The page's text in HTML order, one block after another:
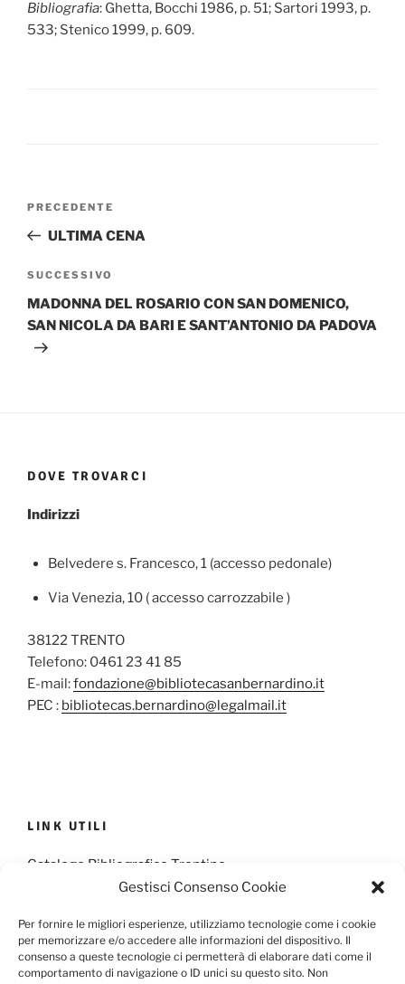
Gestisci Consenso Cookie
Per fornire le migliori esperienze, utilizziamo tecnologie come i cookie
per memorizzare e/o accedere alle informazioni del dispositivo. Il
consenso a queste tecnologie ci permetterà di elaborare dati come il
comportamento di navigazione o ID unici su questo sito. Non
Bibliografia: Ghetta, Bocchi 1986, p. 51; Sartori 1993, p.
533; Stenico 1999, p. 609.
Articolo
precedente:
PRECEDENTE
ULTIMA CENA
Articolo
successivo
SUCCESSIVO
MADONNA DEL ROSARIO CON SAN DOMENICO,
SAN NICOLA DA BARI E SANT’ANTONIO DA PADOVA
DOVE TROVARCI
Indirizzi
Belvedere s. Francesco, 1 (accesso pedonale)
Via Venezia, 10 ( accesso carrozzabile )
38122 TRENTO
Telefono: 0461 23 41 85
E-mail:fondazione@bibliotecasanbernardino.it
PEC : bibliotecas.bernardino@legalmail.it
LINK UTILI
Catalogo Bibliografico Trentino